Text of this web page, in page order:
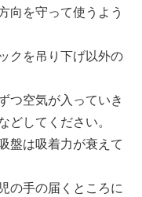
向を守って使うよう
クを吊り下げ以外の
つ空気が入っていき
どしてください。
盤は吸着力が衰えて
の手の届くところに